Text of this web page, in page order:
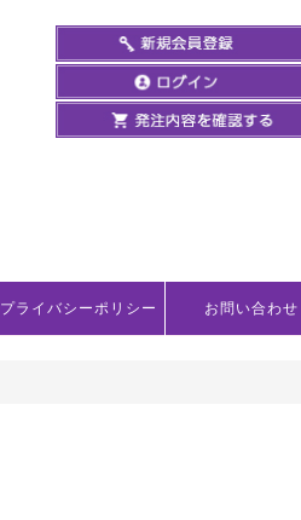
プライバシーポリシー お問い合わせ